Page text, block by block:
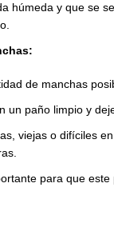
húmeda y que se
de manchas
un paño limpio y
viejas o difíciles
para que